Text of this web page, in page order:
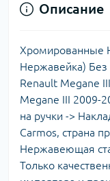
Описание
Хромированные
Нержавейка) Без
Renault Megane
Megane III 2009-
на ручки ->
Carmos, страна
Нержавеющая
Только